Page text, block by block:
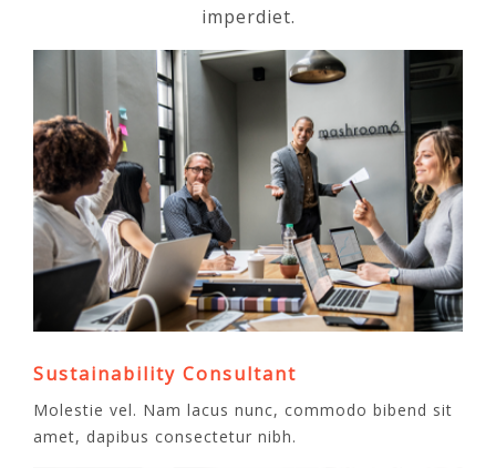
imperdiet.
Sustainability Consultant
Molestie vel. Nam lacus nunc, commodo bibend sit
amet, dapibus consectetur nibh.